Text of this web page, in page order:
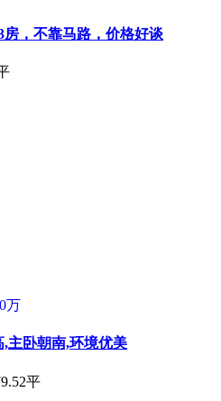
，不靠马路，价格好谈
主卧朝南,环境优美
平